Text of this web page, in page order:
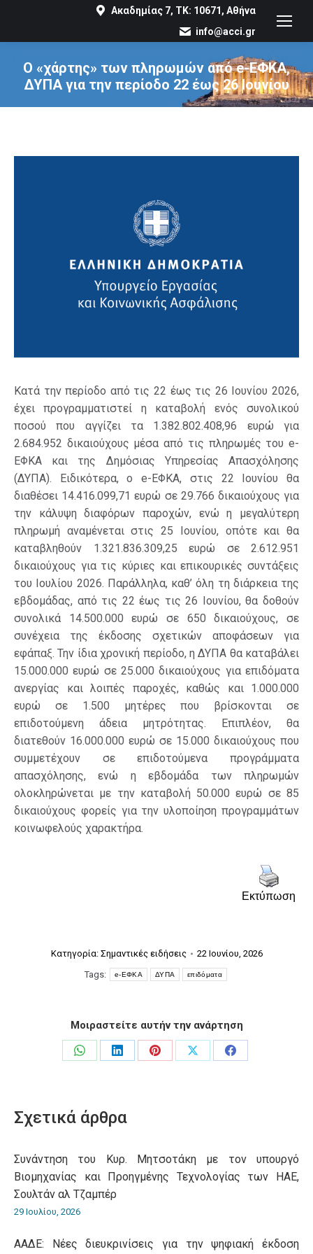
Ακαδημίας 7, ΤΚ: 10671, Αθήνα
info@acci.gr
Ο «χάρτης» των πληρωμών από e-ΕΦΚΑ,
ΔΥΠΑ για την περίοδο 22 έως 26 Ιουνίου
You are here:
Κατά την περίοδο από τις 22 έως τις 26 Ιουνίου 2026,
έχει προγραμματιστεί η καταβολή ενός συνολικού
ποσού που αγγίζει τα 1.382.802.408,96 ευρώ για
2.684.952 δικαιούχους μέσα από τις πληρωμές του e-
ΕΦΚΑ και της Δημόσιας Υπηρεσίας Απασχόλησης
(ΔΥΠΑ). Ειδικότερα, ο e-ΕΦΚΑ, στις 22 Ιουνίου θα
διαθέσει 14.416.099,71 ευρώ σε 29.766 δικαιούχους για
την κάλυψη διαφόρων παροχών, ενώ η μεγαλύτερη
πληρωμή αναμένεται στις 25 Ιουνίου, οπότε και θα
καταβληθούν 1.321.836.309,25 ευρώ σε 2.612.951
δικαιούχους για τις κύριες και επικουρικές συντάξεις
του Ιουλίου 2026. Παράλληλα, καθ’ όλη τη διάρκεια της
εβδομάδας, από τις 22 έως τις 26 Ιουνίου, θα δοθούν
συνολικά 14.500.000 ευρώ σε 650 δικαιούχους, σε
συνέχεια της έκδοσης σχετικών αποφάσεων για
εφάπαξ. Την ίδια χρονική περίοδο, η ΔΥΠΑ θα καταβάλει
15.000.000 ευρώ σε 25.000 δικαιούχους για επιδόματα
ανεργίας και λοιπές παροχές, καθώς και 1.000.000
ευρώ σε 1.500 μητέρες που βρίσκονται σε
επιδοτούμενη άδεια μητρότητας. Επιπλέον, θα
διατεθούν 16.000.000 ευρώ σε 15.000 δικαιούχους που
συμμετέχουν σε επιδοτούμενα προγράμματα
απασχόλησης, ενώ η εβδομάδα των πληρωμών
ολοκληρώνεται με την καταβολή 50.000 ευρώ σε 85
δικαιούχους φορείς για την υλοποίηση προγραμμάτων
κοινωφελούς χαρακτήρα.
Εκτύπωση
Κατηγορία: Σημαντικές ειδήσεις
22 Ιουνίου, 2026
Tags:
e-ΕΦΚΑ ΔΥΠΑ επιδόματα
Μοιραστείτε αυτήν την ανάρτηση
Share
Share
Share
Share
Share
Σχετικά άρθρα
Συνάντηση του Κυρ. Μητσοτάκη με τον υπουργό
Βιομηχανίας και Προηγμένης Τεχνολογίας των ΗΑΕ,
Σουλτάν αλ Τζαμπέρ
29 Ιουλίου, 2026
ΑΑΔΕ: Νέες διευκρινίσεις για την ψηφιακή έκδοση